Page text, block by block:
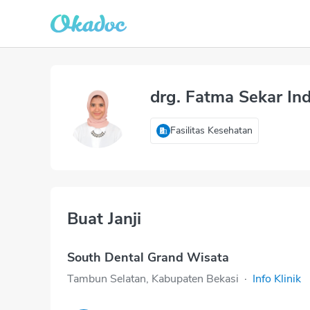
drg. Fatma Sekar
Fasilitas Kesehatan
Buat Janji
South Dental Grand Wisata
Tambun Selatan, Kabupaten Bekasi · Info Klinik